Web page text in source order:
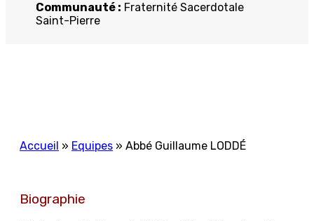
Communauté : Fraternité Sacerdotale
Saint-Pierre
Accueil » Equipes » Abbé Guillaume LODDÉ
Biographie